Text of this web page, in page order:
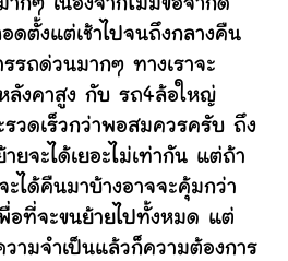
ากๆ เนื่องจากไม่มีข้อจำกัด
ดตั้งแต่เช้าไปจนถึงกลางคืน
รถด่วนมากๆ ทางเราจะ
ลังคาสูง กับ รถ4ล้อใหญ่
วดเร็วกว่าพอสมควรครับ ถึง
ยจะได้เยอะไม่เท่ากัน แต่ถ้า
ะได้คืนมาบ้างอาจจะคุ้มกว่า
อที่จะขนย้ายไปทั้งหมด แต่
ามจำเป็นแล้วก็ความต้องการ